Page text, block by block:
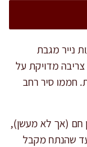
נייר מגבת
צריבה מדויקת על
חממו סיר רחב
כשהשמן חם (אך לא מעשן),
מכל צד, עד שהנתח מקבל